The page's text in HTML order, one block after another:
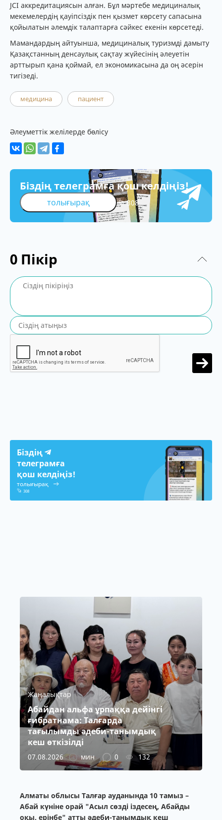
JCI аккредитациясын алған. Бұл мәртебе медициналық
мекемелердің қауіпсіздік пен қызмет көрсету сапасына
қойылатын әлемдік талаптарға сәйкес екенін көрсетеді.
Мамандардың айтуынша, медициналық туризмді дамыту
Қазақстанның денсаулық сақтау жүйесінің әлеуетін
арттырып қана қоймай, ел экономикасына да оң әсерін
тигізеді.
медицина пациент
Әлеуметтік желілерде бөлісу
Біздің телеграмға қош келдіңіз!
толығырақ 308
0 Пікір
Біздің
телеграмға
қош келдіңіз!
толығырақ
308
Жаңалықтар
Абайдан альфа ұрпаққа дейінгі
ғибратнама: Талғарда
тағылымды әдеби-танымдық
кеш өткізілді
07.08.2026 мин 0 132
Алматы облысы Талғар ауданында 10 тамыз –
Абай күніне орай "Асыл сөзді іздесең, Абайды
оқы, ерінбе" атты әдеби-танымдық кеш